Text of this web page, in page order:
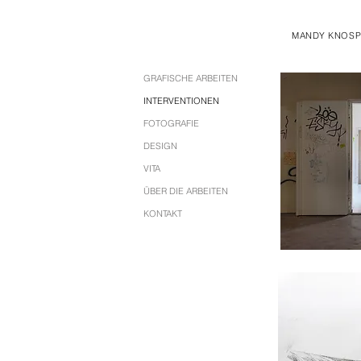
MANDY
GRAFISCHE ARBEITEN
INTERVENTIONEN
FOTOGRAFIE
DESIGN
VITA
ÜBER DIE ARBEITEN
KONTAKT